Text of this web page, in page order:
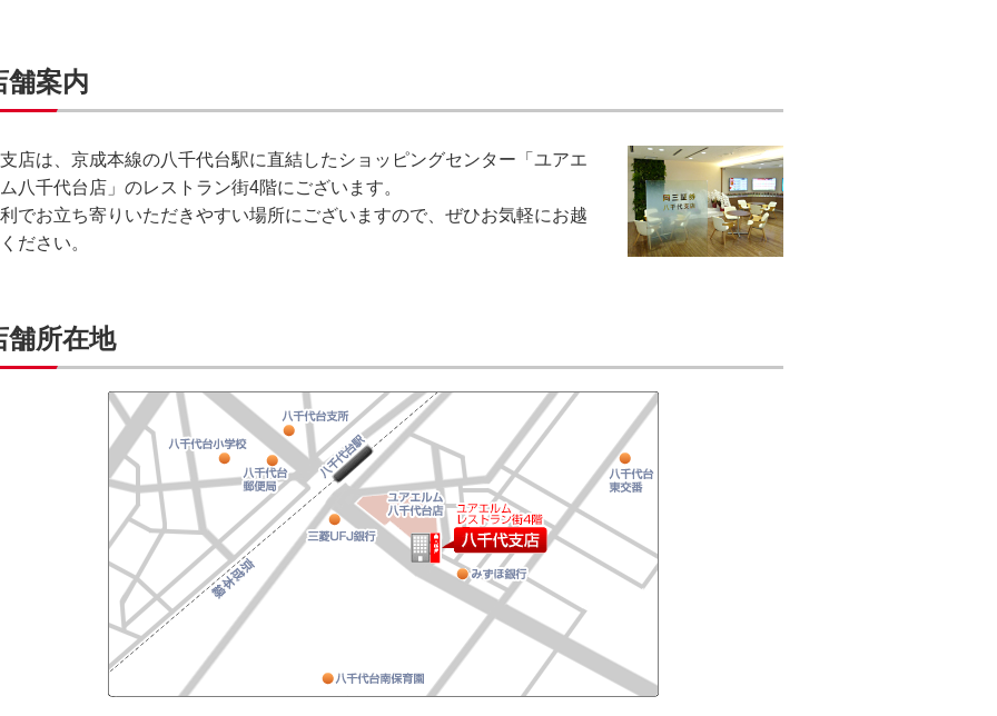
舗案内
店は、京成本線の八千代台駅に直結したショッピングセンター「ユアエ
八千代台店」のレストラン街4階にございます。
でお立ち寄りいただきやすい場所にございますので、ぜひお気軽にお越
ださい。
舗所在地